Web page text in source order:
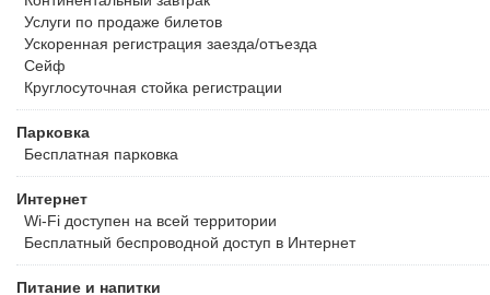
Услуги по продаже билетов
Ускоренная регистрация заезда/отъезда
Сейф
Круглосуточная стойка регистрации
Парковка
Бесплатная парковка
Интернет
Wi-Fi доступен на всей территории
Бесплатный беспроводной доступ в Интернет
Питание и напитки